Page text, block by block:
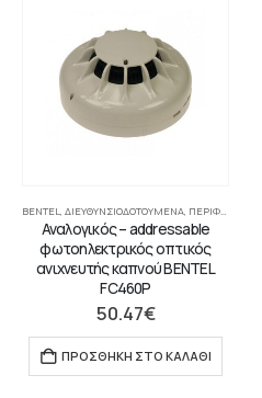
BENTEL, ΔΙΕΥΘΥΝΣΙΟΔΟΤΟΎΜΕΝΑ, ΠΕΡΙΦΕΡΙΑΚΉ ΣΥΣΚΕΥΉ
Αναλογικός – addressable
φωτοηλεκτρικός οπτικός
ανιχνευτής καπνού BENTEL
FC460P
50.47€
ΠΡΟΣΘΉΚΗ ΣΤΟ ΚΑΛΆΘΙ